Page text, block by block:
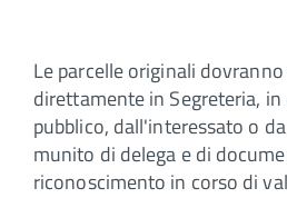
Le parcelle originali
direttamente in Segreteria,
pubblico, dall'interessato o
munito di delega e di
riconoscimento in corso di